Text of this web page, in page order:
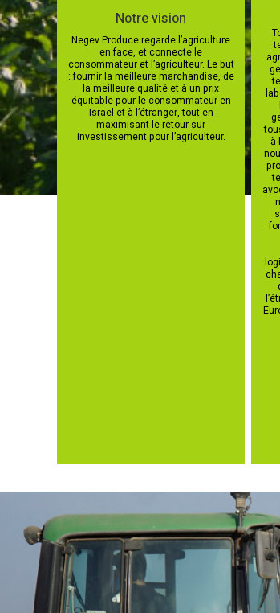
Notre vision
Negev Produce regarde l’agriculture
en face, et connecte le
consommateur et l’agriculteur. Le but
: fournir la meilleure marchandise, de
la meilleure qualité et à un prix
équitable pour le consommateur en
Israël et à l’étranger, tout en
maximisant le retour sur
investissement pour l’agriculteur.
à